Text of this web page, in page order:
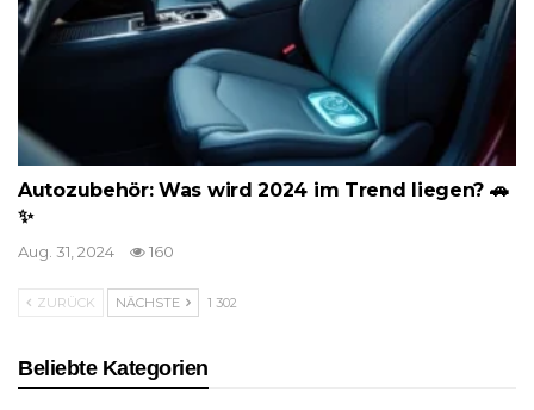
Autozubehör: Was wird 2024 im Trend liegen? 🚗
✨
Aug. 31, 2024 160
ZURÜCK NÄCHSTE 1 302
Beliebte Kategorien